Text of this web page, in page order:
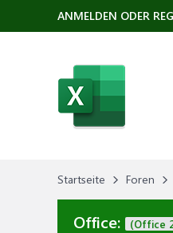
Startseite Foren
Office: (Office
ANMELDEN ODER